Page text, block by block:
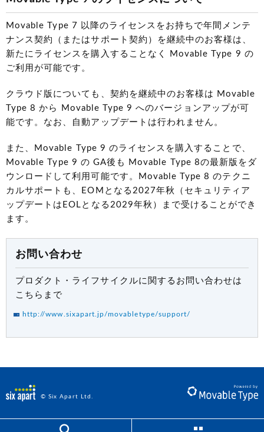
Movable Type 7 以降のライセンスをお持ちで年間メンテ
ナンス契約（またはサポート契約）を継続中のお客様は、
新たにライセンスを購入することなく Movable Type 9 の
ご利用が可能です。
クラウド版についても、契約を継続中のお客様は Movable
Type 8 から Movable Type 9 へのバージョンアップが可
能です。なお、自動アップデートは行われません。
また、Movable Type 9 のライセンスを購入することで、
Movable Type 9 の GA後も Movable Type 8の最新版をダ
ウンロードして利用可能です。Movable Type 8 のテクニ
カルサポートも、EOMとなる2027年秋（セキュリティア
ップデートはEOLとなる2029年秋）まで受けることができ
ます。
お問い合わせ
プロダクト・ライフサイクルに関するお問い合わせは
こちらまで
http://www.sixapart.jp/movabletype/support/
© Six Apart Ltd.